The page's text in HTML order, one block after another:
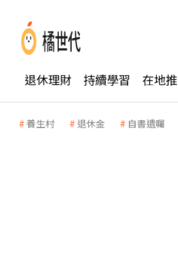
退休理財 持續學習 在地
養生村 退休金 自書遺囑